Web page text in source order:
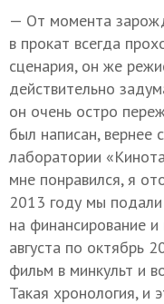
— От момента
в прокат всегда
сценария, он же
действительно
он очень остро
был написан, вернее
лаборатории
мне понравился, я
2013 году мы подали
на финансирование
августа по октябрь
фильм в минкульт и
Такая хронология, и